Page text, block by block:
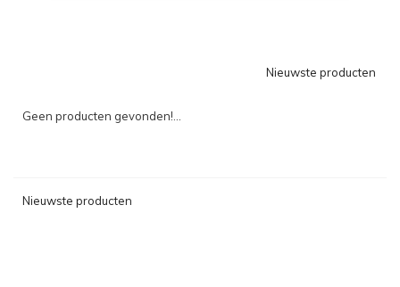
Nieuwste producten
Geen producten gevonden!...
Nieuwste producten